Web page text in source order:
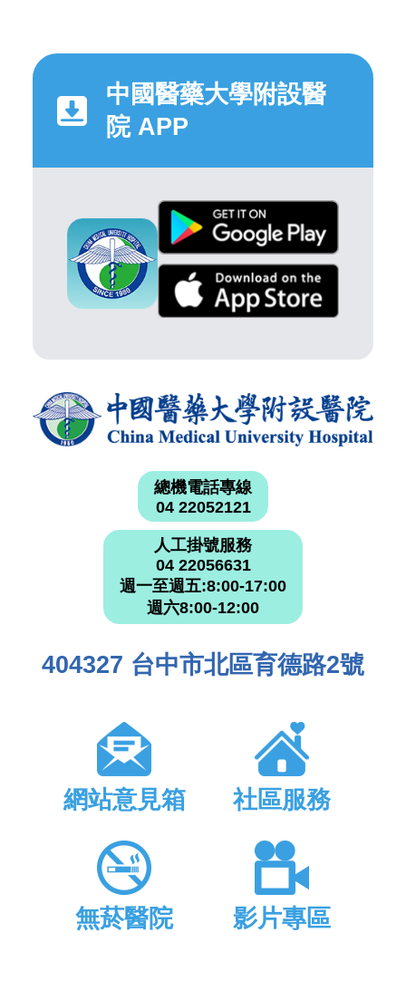
中國醫藥大學附設醫
院 APP
總機電話專線
04 22052121
人工掛號服務
04 22056631
週一至週五:8:00-17:00
週六8:00-12:00
404327 台中市北區育德路2號
網站意見箱 社區服務
無菸醫院 影片專區